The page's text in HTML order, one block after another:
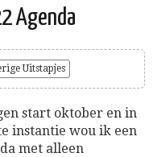
Agenda
Uitstapjes
start oktober en in
instantie wou ik een
met alleen